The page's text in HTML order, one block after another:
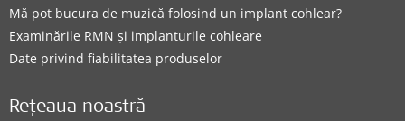
Mă pot bucura de muzică folosind un implant cohlear?
Examinările RMN și implanturile cohleare
Date privind fiabilitatea produselor
Rețeaua noastră